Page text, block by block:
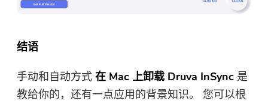
结语
手动和自动方式在 Mac 上卸载 Druva InSync 是
教给你的，还有一点应用的背景知识。 您可以根